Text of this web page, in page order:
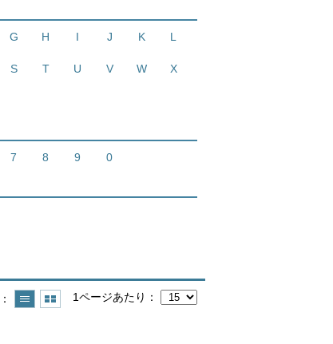
G H I J K L
S T U V W X
7 8 9 0
1ページあたり